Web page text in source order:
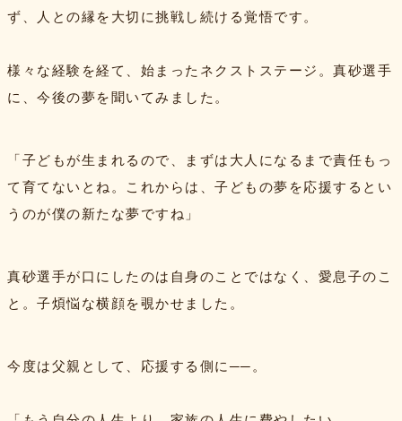
ず、人との縁を大切に挑戦し続ける覚悟です。
様々な経験を経て、始まったネクストステージ。真砂選手
に、今後の夢を聞いてみました。
「子どもが生まれるので、まずは大人になるまで責任もっ
て育てないとね。これからは、子どもの夢を応援するとい
うのが僕の新たな夢ですね」
真砂選手が口にしたのは自身のことではなく、愛息子のこ
と。子煩悩な横顔を覗かせました。
今度は父親として、応援する側に──。